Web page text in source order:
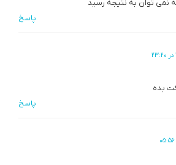
نمی توان به نتیجه رسید
پاسخ
بده
پاسخ